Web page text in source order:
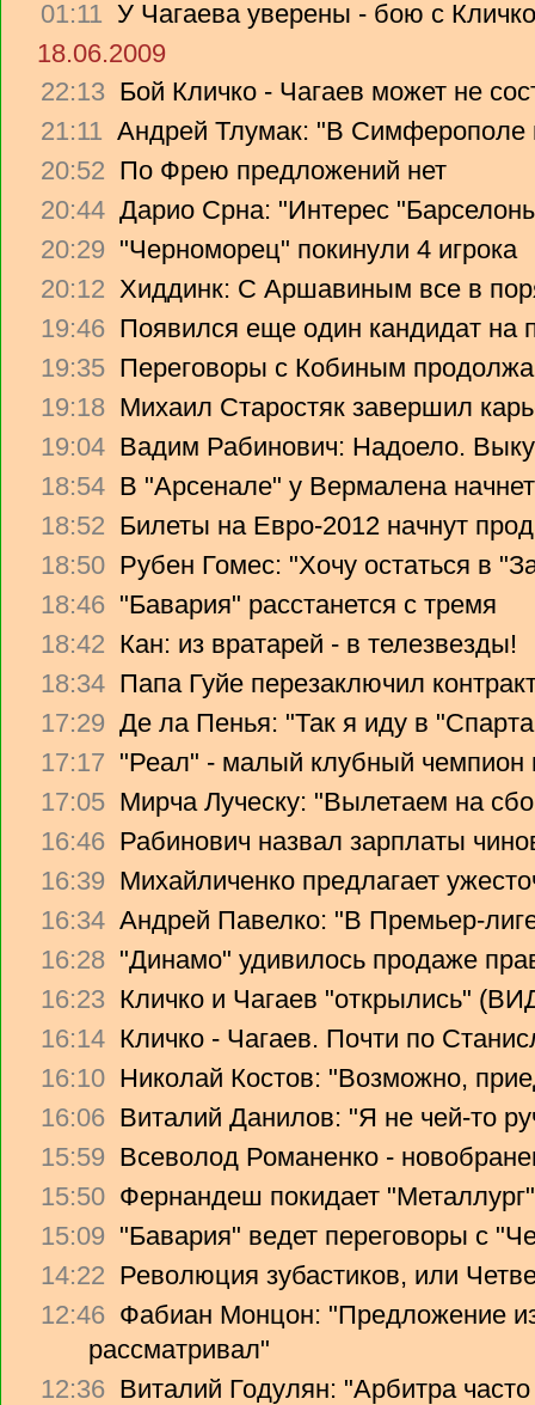
01:11 У Чагаева уверены - бою с
18.06.2009
22:13 Бой Кличко - Чагаев может не
21:11 Андрей Тлумак: "В Симферополе
20:52 По Фрею предложений нет
20:44 Дарио Срна: "Интерес
20:29 "Черноморец" покинули 4 игрока
20:12 Хиддинк: С Аршавиным все в
19:46 Появился еще один кандидат на
19:35 Переговоры с Кобиным
19:18 Михаил Старостяк завершил
19:04 Вадим Рабинович: Надоело.
18:54 В "Арсенале" у Вермалена
18:52 Билеты на Евро-2012 начнут
18:50 Рубен Гомес: "Хочу остаться в
18:46 "Бавария" расстанется с тремя
18:42 Кан: из вратарей - в телезвезды!
18:34 Папа Гуйе перезаключил
17:29 Де ла Пенья: "Так я иду в
17:17 "Реал" - малый клубный чемпион
17:05 Мирча Луческу: "Вылетаем на
16:46 Рабинович назвал зарплаты
16:39 Михайличенко предлагает
16:34 Андрей Павелко: "В Премьер-
16:28 "Динамо" удивилось продаже
16:23 Кличко и Чагаев "открылись"
16:14 Кличко - Чагаев. Почти по
16:10 Николай Костов: "Возможно,
16:06 Виталий Данилов: "Я не чей-то
15:59 Всеволод Романенко -
15:50 Фернандеш покидает "Металлург"
15:09 "Бавария" ведет переговоры с
14:22 Революция зубастиков, или
12:46 Фабиан Монцон: "Предложение
рассматривал"
12:36 Виталий Годулян: "Арбитра